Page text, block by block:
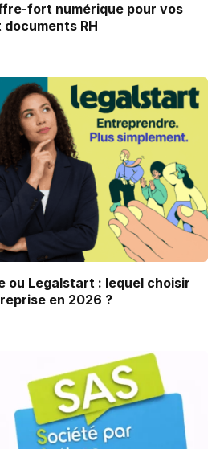
fort numérique pour vos
RH
ou Legalstart : lequel choisir
en 2026 ?